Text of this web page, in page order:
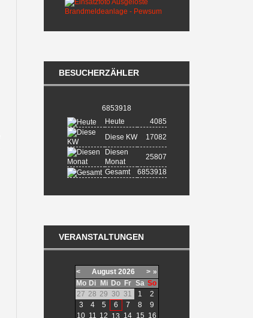
BESUCHERZÄHLER
6853918
Heute
4085
Diese KW
17082
Diesen
Monat
25807
Gesamt
6853918
VERANSTALTUNGEN
< August 2026 > »
Mo Di Mi Do Fr Sa So
27 28 29 30 31 1
2
3
4 5 6 7 8
9
10 11 12 13 14 15 16